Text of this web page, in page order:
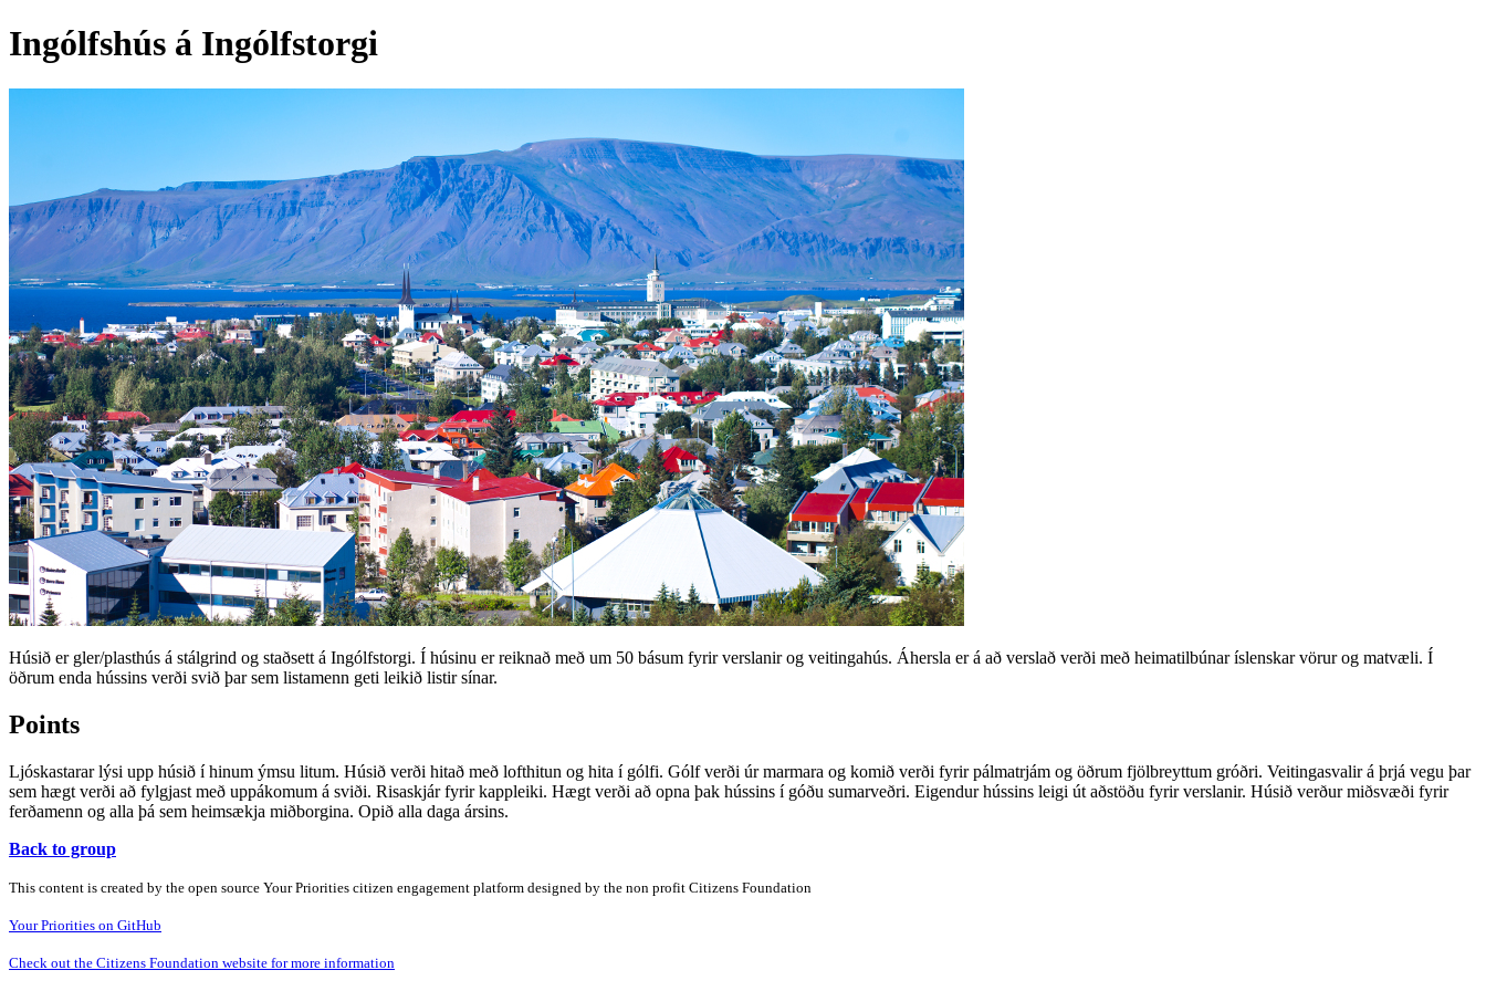
Ingólfshús á Ingólfstorgi
Húsið er gler/plasthús á stálgrind og staðsett á Ingólfstorgi. Í húsinu er reiknað með um 50 básum fyrir verslanir og veitingahús. Áhersla er á að verslað verði með heimatilbúnar íslenskar vörur og matvæli. Í
öðrum enda hússins verði svið þar sem listamenn geti leikið listir sínar.
Points
Ljóskastarar lýsi upp húsið í hinum ýmsu litum. Húsið verði hitað með lofthitun og hita í gólfi. Gólf verði úr marmara og komið verði fyrir pálmatrjám og öðrum fjölbreyttum gróðri. Veitingasvalir á þrjá vegu þar
sem hægt verði að fylgjast með uppákomum á sviði. Risaskjár fyrir kappleiki. Hægt verði að opna þak hússins í góðu sumarveðri. Eigendur hússins leigi út aðstöðu fyrir verslanir. Húsið verður miðsvæði fyrir
ferðamenn og alla þá sem heimsækja miðborgina. Opið alla daga ársins.
Back to group
This content is created by the open source Your Priorities citizen engagement platform designed by the non profit Citizens Foundation
Your Priorities on GitHub
Check out the Citizens Foundation website for more information